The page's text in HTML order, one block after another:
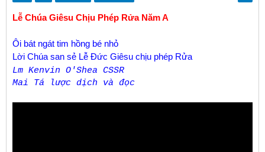
Lễ Chúa Giêsu Chịu Phép Rửa Năm A
Ôi bát ngát tim hồng bé nhỏ
Lời Chúa san sẻ Lễ Đức Giêsu chịu phép Rửa
Lm Kenvin O'Shea CSSR
Mai Tá lược dịch và đọc